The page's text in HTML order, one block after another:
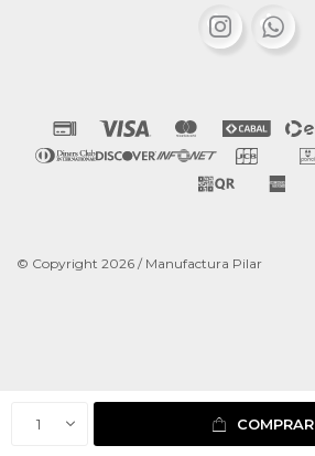
1 COMPRAR
 
© Copyright 2026 / Manufactura Pilar